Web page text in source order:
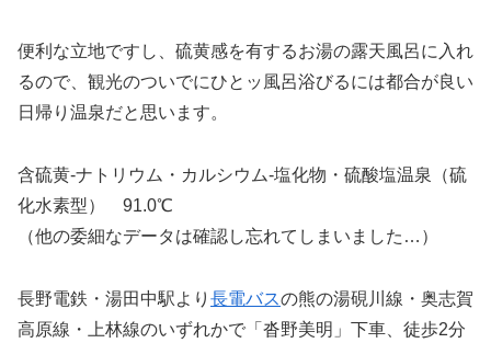
便利な立地ですし、硫黄感を有するお湯の露天風呂に入れ
るので、観光のついでにひとッ風呂浴びるには都合が良い
日帰り温泉だと思います。
含硫黄-ナトリウム・カルシウム-塩化物・硫酸塩温泉（硫
化水素型） 91.0℃
（他の委細なデータは確認し忘れてしまいました…）
長野電鉄・湯田中駅より 長電バスの熊の湯硯川線・奥志賀
高原線・上林線のいずれかで「沓野美明」下車、徒歩2分